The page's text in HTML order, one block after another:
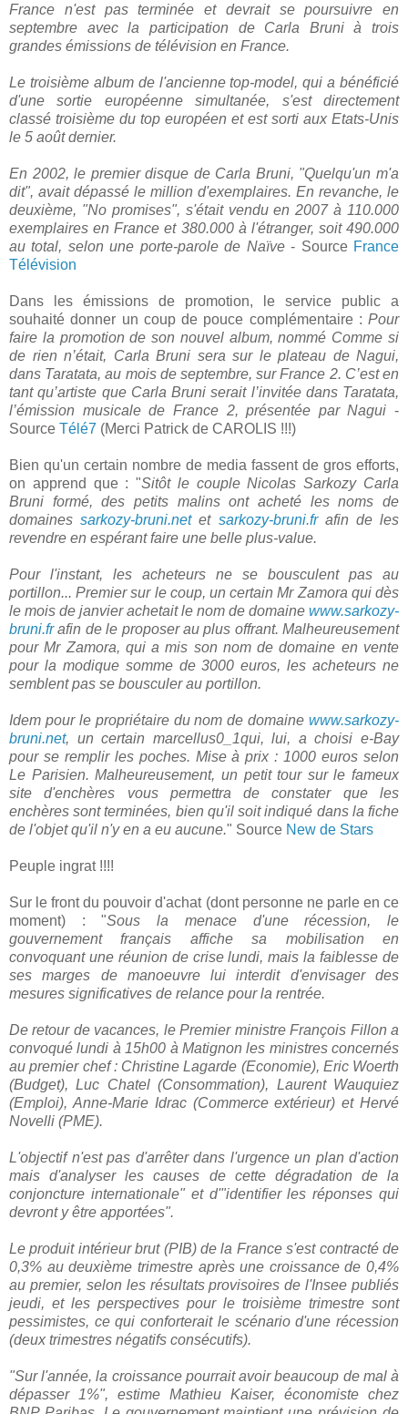
France n'est pas terminée et devrait se poursuivre en
septembre avec la participation de Carla Bruni à trois
grandes émissions de télévision en France.
Le troisième album de l'ancienne top-model, qui a bénéficié
d'une sortie européenne simultanée, s'est directement
classé troisième du top européen et est sorti aux Etats-Unis
le 5 août dernier.
En 2002, le premier disque de Carla Bruni, "Quelqu'un m'a
dit", avait dépassé le million d'exemplaires. En revanche, le
deuxième, "No promises", s'était vendu en 2007 à 110.000
exemplaires en France et 380.000 à l'étranger, soit 490.000
au total, selon une porte-parole de Naïve- Source France
Télévision
Dans les émissions de promotion, le service public a
souhaité donner un coup de pouce complémentaire : Pour
faire la promotion de son nouvel album, nommé Comme si
de rien n’était, Carla Bruni sera sur le plateau de Nagui,
dans Taratata, au mois de septembre, sur France 2. C’est en
tant qu’artiste que Carla Bruni serait l’invitée dans Taratata,
l’émission musicale de France 2, présentée par Nagui -
Source Télé7 (Merci Patrick de CAROLIS !!!)
Bien qu'un certain nombre de media fassent de gros efforts,
on apprend que : "Sitôt le couple Nicolas Sarkozy Carla
Bruni formé, des petits malins ont acheté les noms de
domainessarkozy-bruni.netet sarkozy-bruni.frafin de les
revendre en espérant faire une belle plus-value.
Pour l'instant, les acheteurs ne se bousculent pas au
portillon... Premier sur le coup, un certain Mr Zamora qui dès
le mois de janvier achetait le nom de domaine www.sarkozy-
bruni.frafin de le proposer au plus offrant. Malheureusement
pour Mr Zamora, qui a mis son nom de domaine en vente
pour la modique somme de 3000 euros, les acheteurs ne
semblent pas se bousculer au portillon.
Idem pour le propriétaire du nom de domaine www.sarkozy-
bruni.net, un certain marcellus0_1qui, lui, a choisi e-Bay
pour se remplir les poches. Mise à prix : 1000 euros selon
Le Parisien. Malheureusement, un petit tour sur le fameux
site d'enchères vous permettra de constater que les
enchères sont terminées, bien qu'il soit indiqué dans la fiche
de l'objet qu'il n'y en a eu aucune." Source New de Stars
Peuple ingrat !!!!
Sur le front du pouvoir d'achat (dont personne ne parle en ce
moment) : "Sous la menace d'une récession, le
gouvernement français affiche sa mobilisation en
convoquant une réunion de crise lundi, mais la faiblesse de
ses marges de manoeuvre lui interdit d'envisager des
mesures significatives de relance pour la rentrée.
De retour de vacances, le Premier ministre François Fillon a
convoqué lundi à 15h00 à Matignon les ministres concernés
au premier chef : Christine Lagarde (Economie), Eric Woerth
(Budget), Luc Chatel (Consommation), Laurent Wauquiez
(Emploi), Anne-Marie Idrac (Commerce extérieur) et Hervé
Novelli (PME).
L'objectif n'est pas d'arrêter dans l'urgence un plan d'action
mais d'analyser les causes de cette dégradation de la
conjoncture internationale" et d'"identifier les réponses qui
devront y être apportées".
Le produit intérieur brut (PIB) de la France s'est contracté de
0,3% au deuxième trimestre après une croissance de 0,4%
au premier, selon les résultats provisoires de l'Insee publiés
jeudi, et les perspectives pour le troisième trimestre sont
pessimistes, ce qui conforterait le scénario d'une récession
(deux trimestres négatifs consécutifs).
"Sur l'année, la croissance pourrait avoir beaucoup de mal à
dépasser 1%", estime Mathieu Kaiser, économiste chez